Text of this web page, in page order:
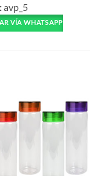
avp_5
VÍA WHATSAPP